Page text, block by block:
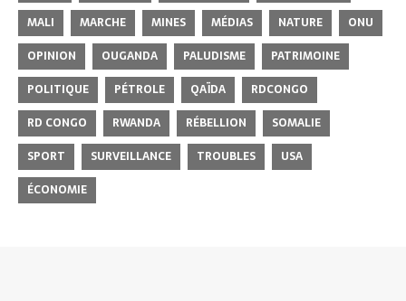
MALI
MARCHE MINES MÉDIAS NATURE
ONU
OPINION
OUGANDA PALUDISME
PATRIMOINE
POLITIQUE
PÉTROLE QAÏDA
RDCONGO
RD CONGO
RWANDA RÉBELLION
SOMALIE
SPORT
SURVEILLANCE TROUBLES
USA
ÉCONOMIE